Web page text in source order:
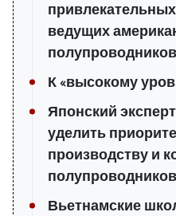
ведущих
К «высокому
Японский
уделить
производству и
Вьетнамские